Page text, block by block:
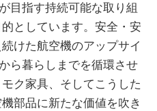
目指す持続可能な取り組
としています。安全・安
けた航空機のアップサイ
ら暮らしまでを循環させ
ク家具、そしてこうした
部品に新たな価値を吹き